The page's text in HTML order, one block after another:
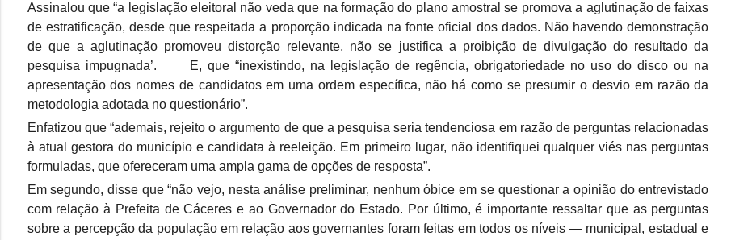
Assinalou que “a legislação eleitoral não veda que na formação do plano amostral se promova a aglutinação de faixas
de estratificação, desde que respeitada a proporção indicada na fonte oficial dos dados. Não havendo demonstração
de que a aglutinação promoveu distorção relevante, não se justifica a proibição de divulgação do resultado da
pesquisa impugnada’. E, que “inexistindo, na legislação de regência, obrigatoriedade no uso do disco ou na
apresentação dos nomes de candidatos em uma ordem específica, não há como se presumir o desvio em razão da
metodologia adotada no questionário”.
Enfatizou que “ademais, rejeito o argumento de que a pesquisa seria tendenciosa em razão de perguntas relacionadas
à atual gestora do município e candidata à reeleição. Em primeiro lugar, não identifiquei qualquer viés nas perguntas
formuladas, que ofereceram uma ampla gama de opções de resposta”.
Em segundo, disse que “não vejo, nesta análise preliminar, nenhum óbice em se questionar a opinião do entrevistado
com relação à Prefeita de Cáceres e ao Governador do Estado. Por último, é importante ressaltar que as perguntas
sobre a percepção da população em relação aos governantes foram feitas em todos os níveis — municipal, estadual e